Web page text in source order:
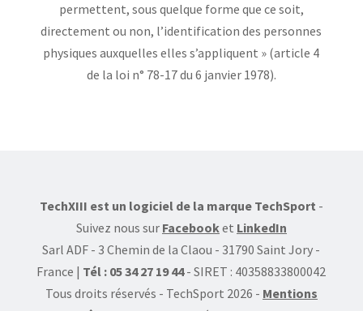
permettent, sous quelque forme que ce soit,
directement ou non, l’identification des personnes
physiques auxquelles elles s’appliquent » (article 4
de la loi n° 78-17 du 6 janvier 1978).
TechXIII est un logiciel de la marque TechSport -
Suivez nous sur Facebooket LinkedIn
Sarl ADF - 3 Chemin de la Claou - 31790 Saint Jory -
France | Tél : 05 34 27 19 44- SIRET : 40358833800042
Tous droits réservés - TechSport 2026 - Mentions